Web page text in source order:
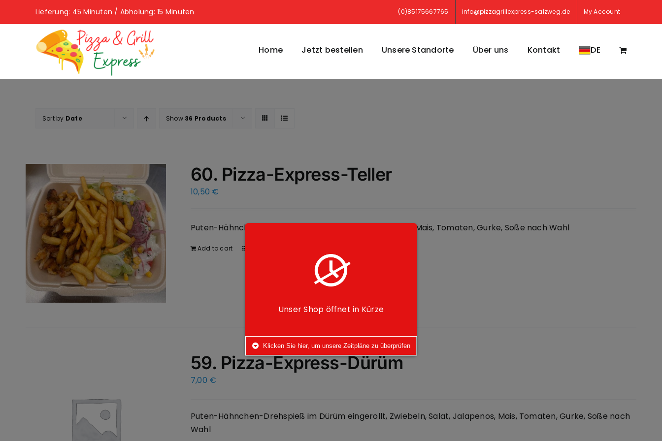
Lieferung: 45 Minuten / Abholung: 15 Minuten (0)85175667765 info@pizzagrillexpress-salzweg.de My Account
Home Jetzt bestellen Unsere Standorte Über uns Kontakt DE
Sort by Date Show 36 Products
60. Pizza-Express-Teller
10,50 €
Puten-Hähnchen-Drehspieß, Zwiebeln, Salat, Jalapenos,Mais, Tomaten, Gurke, Soße nach Wahl
Add to cart
59. Pizza-Express-Dürüm
7,00 €
Puten-Hähnchen-Drehspieß im Dürüm eingerollt, Zwiebeln, Salat, Jalapenos, Mais, Tomaten, Gurke, Soße nach
Wahl
Unser Shop öffnet in Kürze
Klicken Sie hier, um unsere Zeitpläne zu überprüfen